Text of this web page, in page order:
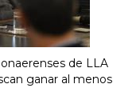
de LLA
ganar al menos